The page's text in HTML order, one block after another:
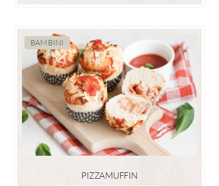
BAMBINI
PIZZAMUFFIN